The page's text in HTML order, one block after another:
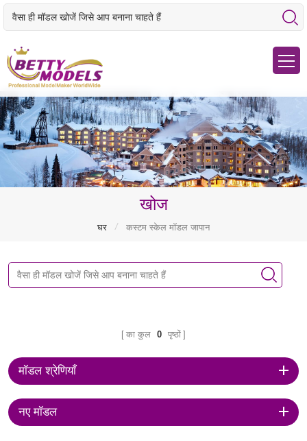
खोज
घर / कस्टम स्केल मॉडल जापान
का कुल 0 पृष्ठों
मॉडल श्रेणियाँ
नए मॉडल